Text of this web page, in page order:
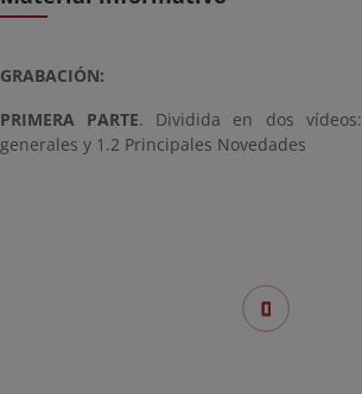
GRABACIÓN:
PRIMERA PARTE. Dividida en dos
generales y 1.2 Principales Novedades